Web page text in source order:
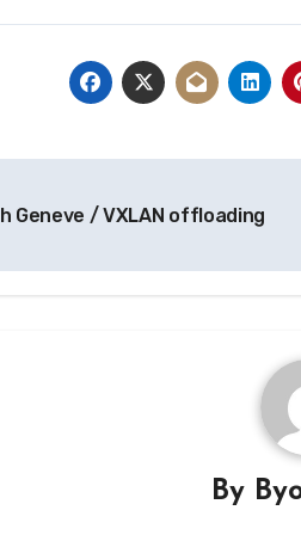
Geneve / VXLAN offloading
By